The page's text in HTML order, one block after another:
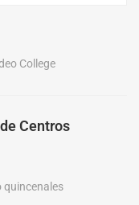
College
Centros
quincenales